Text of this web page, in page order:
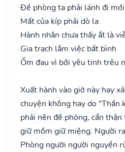
Đề phòng ta phải lánh đi
Mất của kíp phải dò la
Hành nhân chưa thấy ắt là
Gia trạch lắm việc bất bình
Ốm đau vì bởi yêu tinh trêu
Xuất hành vào giờ này hay
chuyện không hay do "Thần
phải nên đề phòng, cẩn
giữ mồm giữ miệng. Người
Phòng người người nguyền